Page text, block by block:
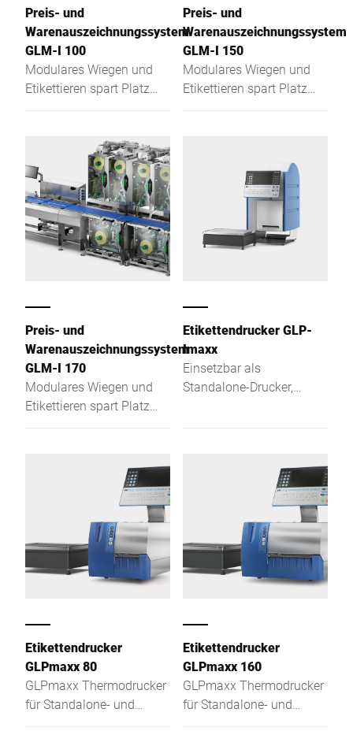
Preis- und
Warenauszeichnungssystem
GLM-I 100
Modulares Wiegen und
Etikettieren spart Platz
vorverpackter
Lebensmittel in der
Industrie.
Preis- und
Warenauszeichnungssystem
GLM-I 150
Modulares Wiegen und
Etikettieren spart Platz
Preis- und
Warenauszeichnungssystem
GLM-I 170
Modulares Wiegen und
Etikettieren spart Platz
Lebensmittel in der
Etikettendrucker GLP-
Imaxx
Einsetzbar als
Standalone-Drucker,
Etikettendrucker
GLPmaxx 80
GLPmaxx Thermodrucker
für Standalone- und
Etikettendrucker
GLPmaxx 160
GLPmaxx Thermodrucker
für Standalone- und